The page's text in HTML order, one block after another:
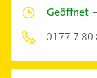
Geöffnet
0177 7 80